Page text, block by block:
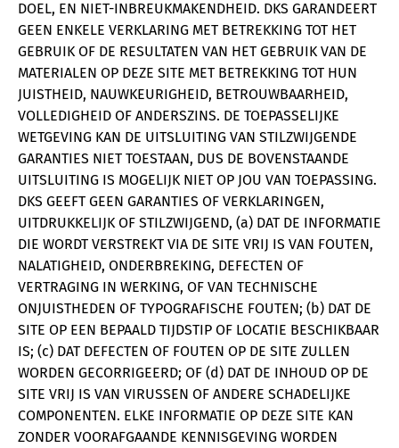
DOEL, EN NIET-INBREUKMAKENDHEID. DKS GARANDEERT
GEEN ENKELE VERKLARING MET BETREKKING TOT HET
GEBRUIK OF DE RESULTATEN VAN HET GEBRUIK VAN DE
MATERIALEN OP DEZE SITE MET BETREKKING TOT HUN
JUISTHEID, NAUWKEURIGHEID, BETROUWBAARHEID,
VOLLEDIGHEID OF ANDERSZINS. DE TOEPASSELIJKE
WETGEVING KAN DE UITSLUITING VAN STILZWIJGENDE
GARANTIES NIET TOESTAAN, DUS DE BOVENSTAANDE
UITSLUITING IS MOGELIJK NIET OP JOU VAN TOEPASSING.
DKS GEEFT GEEN GARANTIES OF VERKLARINGEN,
UITDRUKKELIJK OF STILZWIJGEND, (a) DAT DE INFORMATIE
DIE WORDT VERSTREKT VIA DE SITE VRIJ IS VAN FOUTEN,
NALATIGHEID, ONDERBREKING, DEFECTEN OF
VERTRAGING IN WERKING, OF VAN TECHNISCHE
ONJUISTHEDEN OF TYPOGRAFISCHE FOUTEN; (b) DAT DE
SITE OP EEN BEPAALD TIJDSTIP OF LOCATIE BESCHIKBAAR
IS; (c) DAT DEFECTEN OF FOUTEN OP DE SITE ZULLEN
WORDEN GECORRIGEERD; OF (d) DAT DE INHOUD OP DE
SITE VRIJ IS VAN VIRUSSEN OF ANDERE SCHADELIJKE
COMPONENTEN. ELKE INFORMATIE OP DEZE SITE KAN
ZONDER VOORAFGAANDE KENNISGEVING WORDEN